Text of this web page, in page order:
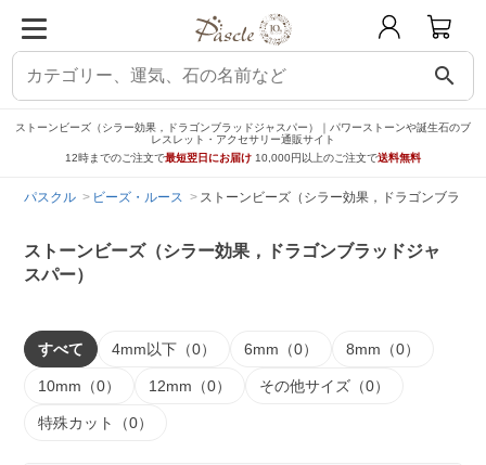
search
ストーンビーズ（シラー効果，ドラゴンブラッドジャスパー）｜パワーストーンや誕生石のブ
レスレット・アクセサリー通販サイト
12時までのご注文で最短翌日にお届け 10,000円以上のご注文で送料無料
パスクル ビーズ・ルース ストーンビーズ（シラー効果，ドラゴンブラッ
ストーンビーズ（シラー効果，ドラゴンブラッドジャ
スパー）
すべて 4mm以下（0） 6mm（0） 8mm（0）
10mm（0） 12mm（0） その他サイズ（0）
特殊カット（0）